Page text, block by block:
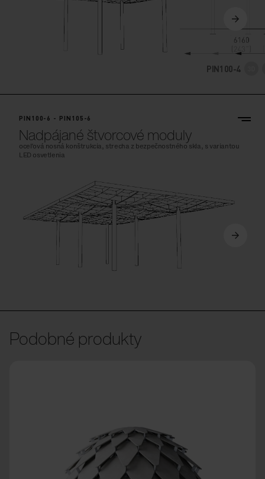
PIN100-6 - PIN105-6
Nadpájané štvorcové moduly
oceľová nosná konštrukcia, strecha z bezpečnostného skla, s variantou
LED osvetlenia
Podobné produkty